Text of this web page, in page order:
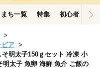
まち一覧 特集 初心者ガイド
ビア
明太子150ｇセット 冷凍 小
太子 魚卵 海鮮 魚介 ご飯の